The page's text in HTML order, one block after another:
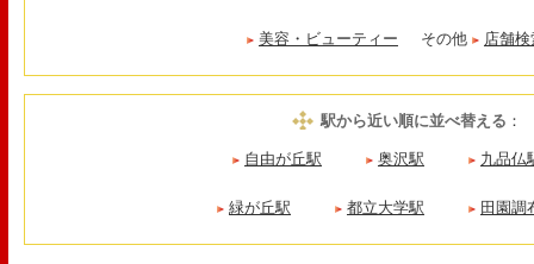
美容・ビューティー その他 店舗
駅から近い順に並べ替える ：
自由が丘駅 奥沢駅 九品仏
緑が丘駅 都立大学駅 田園調